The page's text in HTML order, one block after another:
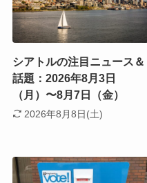
シアトルの注目ニュース＆
話題：2026年8月3日
（月）〜8月7日（金）
2026年8月8日(土)